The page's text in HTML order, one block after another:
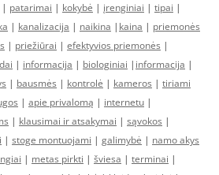
| patarimai | kokybė | įrenginiai | tipai |
| kanalizacija | naikina | kaina | priemonės
| priežiūrai | efektyvios priemonės |
| informacija | biologiniai | informacija |
| bausmės | kontrolė | kameros | tiriami
| apie privalomą | internetu |
| klausimai ir atsakymai | sąvokos |
| stoge montuojami | galimybė | namo akys
| metas pirkti | šviesa | terminai |